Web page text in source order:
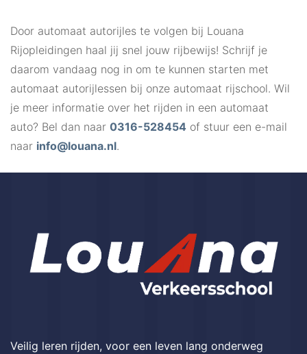
Door automaat autorijles te volgen bij Louana
Rijopleidingen haal jij snel jouw rijbewijs! Schrijf je
daarom vandaag nog in om te kunnen starten met
automaat autorijlessen bij onze automaat rijschool. Wil
je meer informatie over het rijden in een automaat
auto? Bel dan naar 0316-528454 of stuur een e-mail
naar info@louana.nl.
Veilig leren rijden, voor een leven lang onderweg